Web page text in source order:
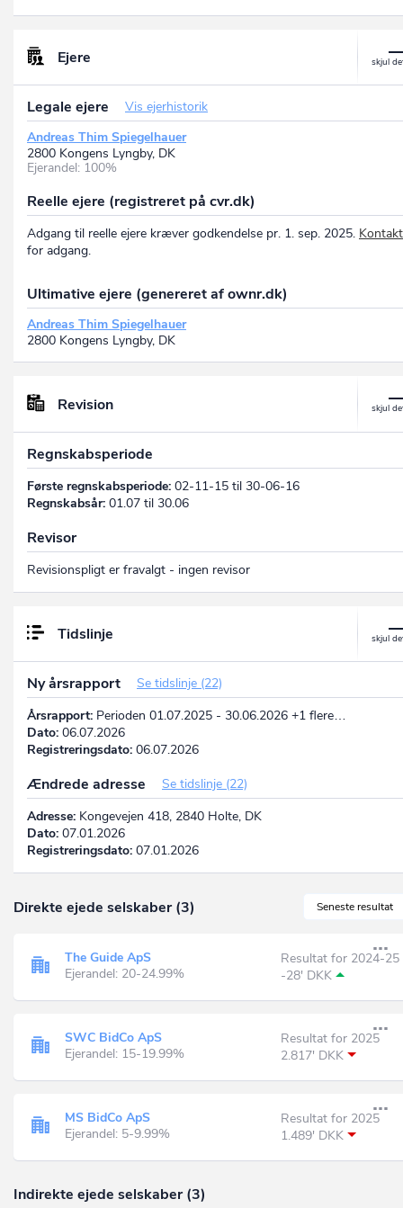
Ejere
Legale ejere
Vis ejerhistorik
Andreas Thim Spiegelhauer
2800 Kongens Lyngby, DK
Ejerandel: 100%
Reelle ejere (registreret på cvr.dk)
Adgang til reelle ejere kræver godkendelse pr. 1. sep. 2025.
for adgang.
Ultimative ejere (genereret af ownr.dk)
Andreas Thim Spiegelhauer
2800 Kongens Lyngby, DK
Revision
Regnskabsperiode
Første regnskabsperiode: 02-11-15 til 30-06-16
Regnskabsår: 01.07 til 30.06
Revisor
Revisionspligt er fravalgt - ingen revisor
Tidslinje
Ny årsrapport
Se tidslinje (22)
Årsrapport: Perioden 01.07.2025 - 30.06.2026 +1 flere…
Dato: 06.07.2026
Registreringsdato: 06.07.2026
Ændrede adresse
Se tidslinje (22)
Adresse: Kongevejen 418, 2840 Holte, DK
Dato: 07.01.2026
Registreringsdato: 07.01.2026
Seneste resultat
Direkte ejede selskaber (3)
The Guide ApS
Ejerandel: 20-24.99%
Resultat for 2024-25
-28' DKK
SWC BidCo ApS
Ejerandel: 15-19.99%
Resultat for 2025
2.817' DKK
MS BidCo ApS
Ejerandel: 5-9.99%
Resultat for 2025
1.489' DKK
Indirekte ejede selskaber (3)